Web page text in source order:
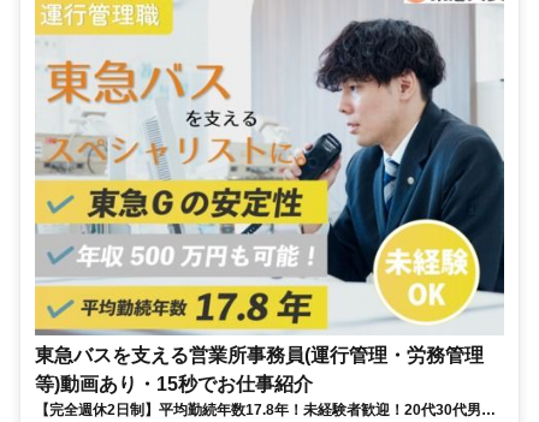
東急バスを支える営業所事務員(運行管理・労務管理
等)動画あり・15秒でお仕事紹介
【完全週休2日制】平均勤続年数17.8年！未経験者歓迎！20代30代男女